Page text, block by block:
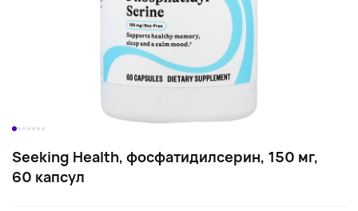
Seeking Health, фосфатидилсерин, 150 мг,
60 капсул